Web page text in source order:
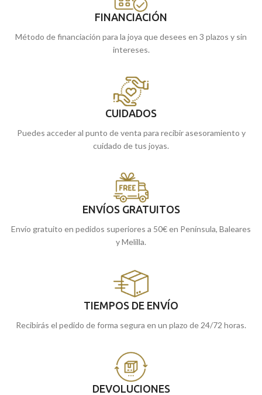
FINANCIACIÓN
Método de financiación para la joya que desees en 3 plazos y sin
intereses.
CUIDADOS
Puedes acceder al punto de venta para recibir asesoramiento y
cuidado de tus joyas.
ENVÍOS GRATUITOS
Envío gratuito en pedidos superiores a 50€ en Península, Baleares
y Melilla.
TIEMPOS DE ENVÍO
Recibirás el pedido de forma segura en un plazo de 24/72 horas.
DEVOLUCIONES